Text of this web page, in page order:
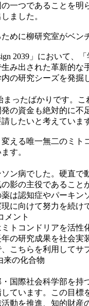
一つであることを
ました。
めに柳研究室がベン
2039」において
み出された革新的
の研究シーズを発掘
ったばかりです。
の資金も絶対的に
したいと考えていま
える唯一無二のミ
す。
ン病でした。硬直
影の主役であるこ
は認知症やパーキ
に向けて努力を続け
ント
トコンドリアを活
の研究成果を社会
こちらを利用してサ
来の化合物
国際社会科学部を
ています。この目
動を推進、知的財産